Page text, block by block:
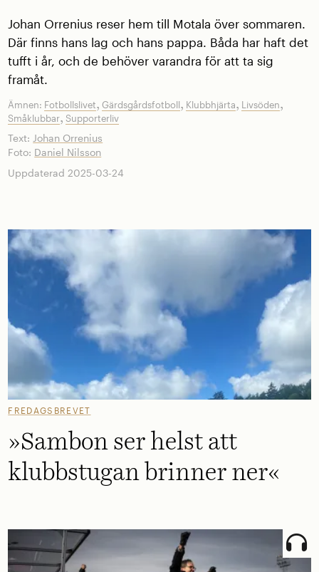
Johan Orrenius reser hem till Motala över sommaren.
Där finns hans lag och hans pappa. Båda har haft det
tufft i år, och de behöver varandra för att ta sig
framåt.
Ämnen: Fotbollslivet,Gärdsgårdsfotboll, Klubbhjärta, Livsöden,
Småklubbar,Supporterliv
Text: Johan Orrenius
Foto: Daniel Nilsson
Uppdaterad 2025-03-24
FREDAGSBREVET
»Sambon ser helst att
klubbstugan brinner ner«